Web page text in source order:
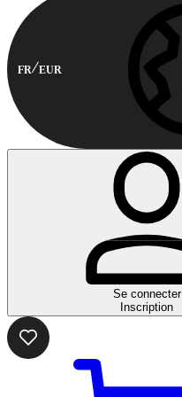
FR EUR
Se connecter
Inscription